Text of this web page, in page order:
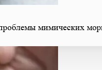
мимических